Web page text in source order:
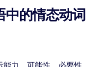
中的情态动词